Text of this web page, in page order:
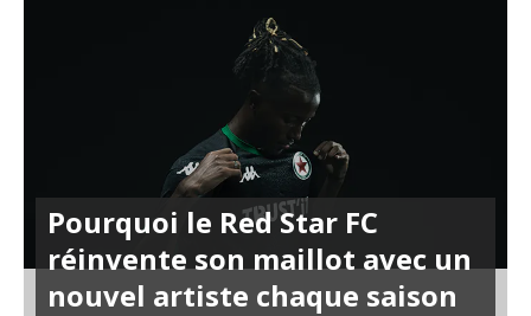
Pourquoi le Red Star FC
réinvente son maillot avec un
nouvel artiste chaque saison